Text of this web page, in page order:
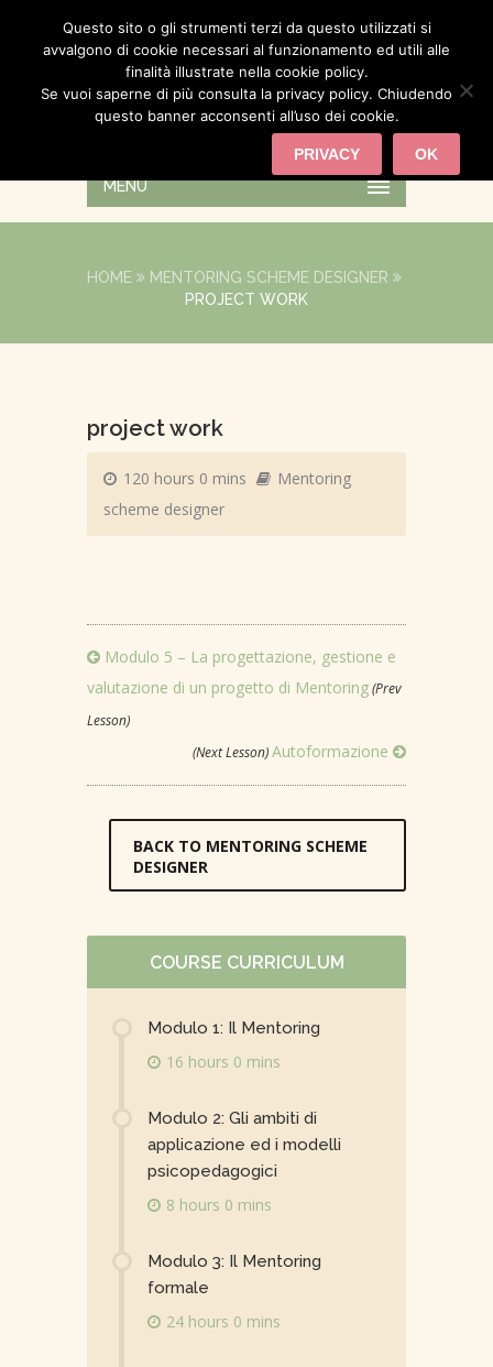
MENU
HOME
MENTORING SCHEME DESIGNER
PROJECT WORK
project work
120 hours 0 mins
Mentoring
scheme designer
Modulo 5 – La progettazione, gestione e
valutazione di un progetto di Mentoring(Prev
Lesson)
(Next Lesson)Autoformazione
BACK TO MENTORING SCHEME
DESIGNER
COURSE CURRICULUM
Modulo 1: Il Mentoring
16 hours 0 mins
Modulo 2: Gli ambiti di
applicazione ed i modelli
psicopedagogici
8 hours 0 mins
Modulo 3: Il Mentoring
formale
24 hours 0 mins
Questo sito o gli strumenti terzi da questo utilizzati si
avvalgono di cookie necessari al funzionamento ed utili alle
finalità illustrate nella cookie policy.
Se vuoi saperne di più consulta la privacy policy. Chiudendo
questo banner acconsenti all’uso dei cookie.
OK
PRIVACY